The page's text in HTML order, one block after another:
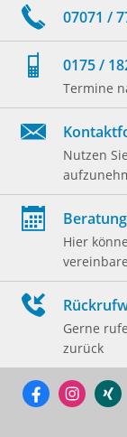
07071 /
0175 /
Termine
Nutzen
Hier
Gerne
zurück